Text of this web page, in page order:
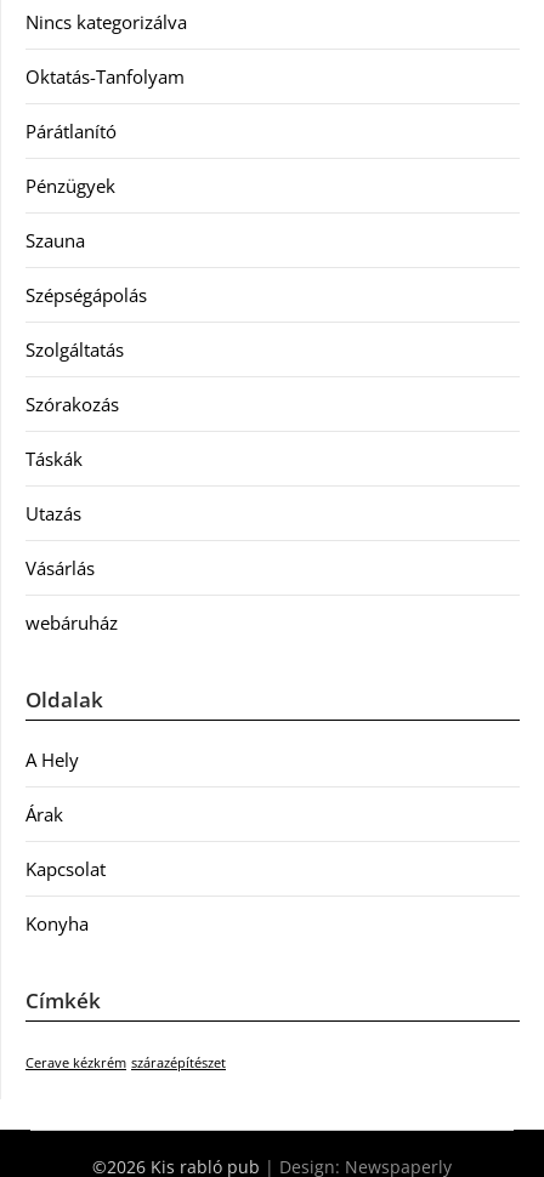
Nincs kategorizálva
Oktatás-Tanfolyam
Párátlanító
Pénzügyek
Szauna
Szépségápolás
Szolgáltatás
Szórakozás
Táskák
Utazás
Vásárlás
webáruház
Oldalak
A Hely
Árak
Kapcsolat
Konyha
Címkék
Cerave kézkrém szárazépítészet
©2026 Kis rabló pub | Design: Newspaperly